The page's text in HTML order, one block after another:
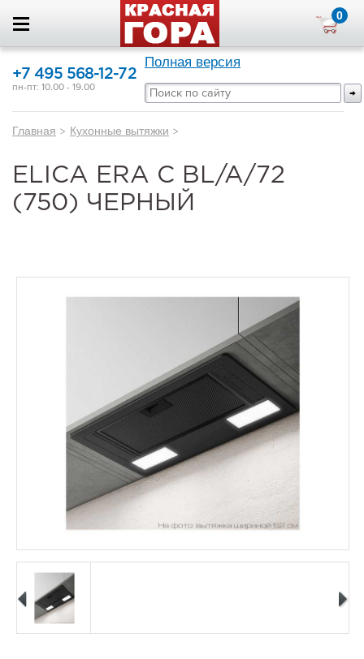
0
+7 495 568-12-72
пн-пт: 10.00 - 19.00
Полная версия
Главная > Кухонные вытяжки >
ELICA ERA C BL/A/72
(750) ЧЕРНЫЙ